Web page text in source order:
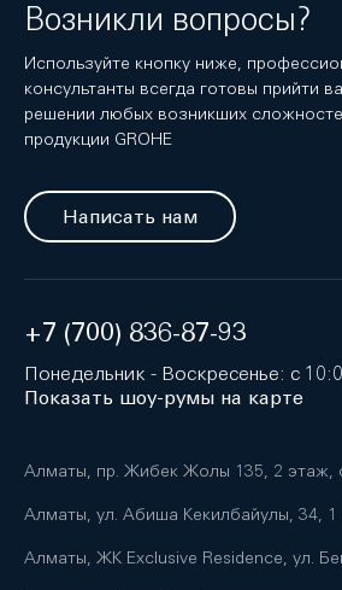
Возникли вопросы?
Используйте кнопку ниже,
консультанты всегда готовы прийти
решении любых возникших
продукции GROHE
Написать нам
+7 (700) 836-87-93
Понедельник - Воскресенье: с
Показать шоу-румы на карте
Алматы, пр. Жибек Жолы 135, 2 этаж,
Алматы, ул. Абиша Кекилбайулы, 34, 1
Алматы, ЖК Exclusive Residence, ул.